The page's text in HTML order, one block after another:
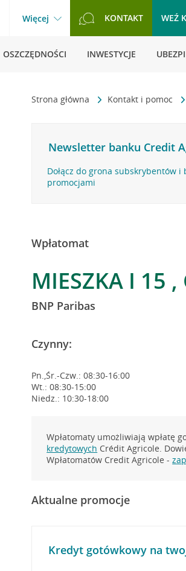
Więcej KONTAKT WEŹ
OSZCZĘDNOŚCI INWESTYCJE
Strona główna Kontakt i pomoc
Newsletter banku Credit
Dołącz do grona subskrybentów
promocjami
Wpłatomat
MIESZKA I 15
BNP Paribas
Czynny:
Pn.,Śr.-Czw.: 08:30-16:00
Wt.: 08:30-15:00
Niedz.: 10:30-18:00
Wpłatomaty umożliwiają wpłatę
kredytowych Crédit Agricole.
Wpłatomatów Credit Agricole -
Aktualne promocje
Kredyt gotówkowy na